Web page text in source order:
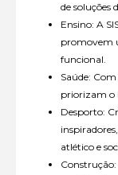
de soluções
Ensino: A
promovem
funcional.
Saúde:
priorizam o
Desporto:
atlético e
Construção: